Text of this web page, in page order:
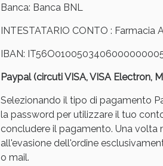
Banca: Banca BNL
INTESTATARIO CONTO : Farmacia
IBAN:
Paypal (circuti VISA, VISA Electron,
Selezionando il tipo di pagamento
la password per utilizzare il tuo
concludere il pagamento. Una
all'evasione dell'ordine
o mail.